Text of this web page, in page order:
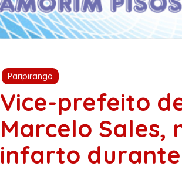
Paripiranga
Vice-prefeito
Marcelo
infarto